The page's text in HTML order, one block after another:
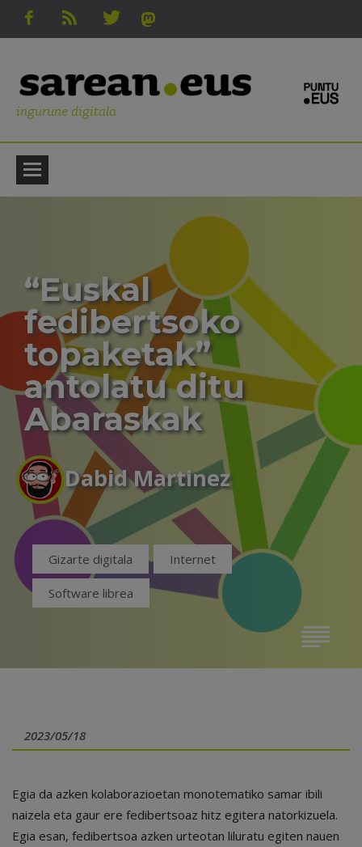
ingurune digitala
“Euskal
fedibertsoko
topaketak”
antolatu ditu
Abaraskak
Dabid Martinez
Gizarte digitala Internet
Software librea
2023/05/18
Egia da azken kolaborazioetan monotematiko samar ibili
naizela eta gaur ere fedibertsoaz hitz egitera natorkizuela.
Egia esan, fedibertsoa azken urteotan liluratu egiten nauen